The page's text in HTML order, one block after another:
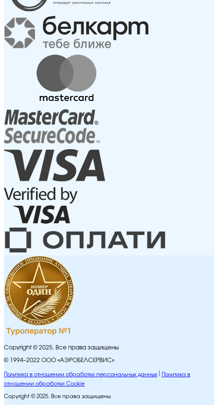
Copyright © 2025. Все права защищены
© 1994–2022 ООО «АЭРОБЕЛСЕРВИС»
Политика в отношении обработки персональных данных
Политика в
отношении обработки Cookie
Copyright © 2025. Все права защищены